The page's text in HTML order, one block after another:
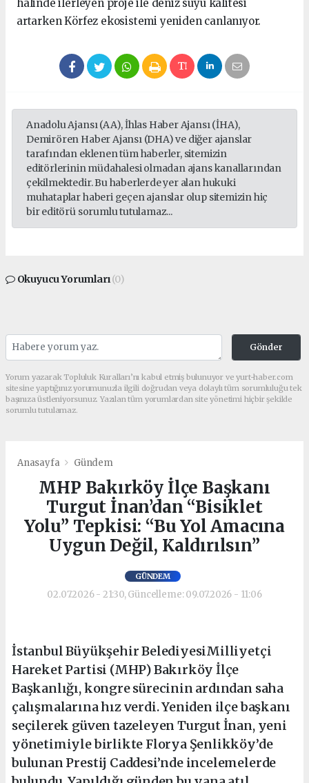
halinde ilerleyen proje ile deniz suyu kalitesi
artarken Körfez ekosistemi yeniden canlanıyor.
Anadolu Ajansı (AA), İhlas Haber Ajansı (İHA),
Demirören Haber Ajansı (DHA) ve diğer ajanslar
tarafından eklenen tüm haberler, sitemizin
editörlerinin müdahalesi olmadan ajans kanallarından
çekilmektedir. Bu haberlerde yer alan hukuki
muhataplar haberi geçen ajanslar olup sitemizin hiç
bir editörü sorumlu tutulamaz...
Okuyucu Yorumları(0)
Gönder
Yorum yazarak Topluluk Kuralları’nı kabul etmiş bulunuyor ve yurt-haber.com
sitesine yaptığınız yorumunuzla ilgili doğrudan veya dolaylı tüm sorumluluğu tek
başınıza üstleniyorsunuz. Yazılan tüm yorumlardan site yönetimi hiçbir şekilde
sorumlu tutulamaz.
Anasayfa Gündem
MHP Bakırköy İlçe Başkanı
Turgut İnan’dan “Bisiklet
Yolu” Tepkisi: “Bu Yol Amacına
Uygun Değil, Kaldırılsın”
GÜNDEM
02.07.2026 - 21:30, Güncelleme: 09.07.2026 - 11:06
İstanbul Büyükşehir BelediyesiMilliyetçi
Hareket Partisi (MHP) Bakırköy İlçe
Başkanlığı, kongre sürecinin ardından saha
çalışmalarına hız verdi. Yeniden ilçe başkanı
seçilerek güven tazeleyen Turgut İnan, yeni
yönetimiyle birlikte Florya Şenlikköy’de
bulunan Prestij Caddesi’nde incelemelerde